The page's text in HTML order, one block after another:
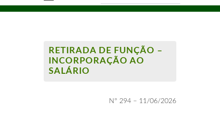
RETIRADA DE FUNÇÃO –
INCORPORAÇÃO AO
SALÁRIO
Nº 294 – 11/06/2026